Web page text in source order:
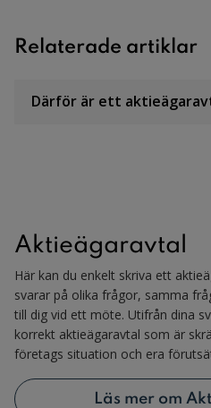
Relaterade artiklar
Därför är ett
Aktieägaravtal
Här kan du enkelt skriva ett
svarar på olika frågor, samma
till dig vid ett möte. Utifrån dina
korrekt aktieägaravtal som är
företags situation och era
Läs mer om